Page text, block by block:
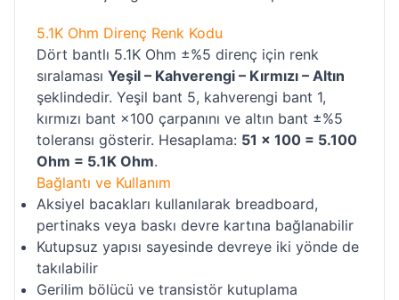
5.1K Ohm Direnç Renk Kodu
Dört bantlı 5.1K Ohm ±%5 direnç için renk
sıralaması Yeşil – Kahverengi – Kırmızı – Altın
şeklindedir. Yeşil bant 5, kahverengi bant 1,
kırmızı bant ×100 çarpanını ve altın bant ±%5
toleransı gösterir. Hesaplama: 51 × 100 = 5.100
Ohm = 5.1K Ohm.
Bağlantı ve Kullanım
Aksiyel bacakları kullanılarak breadboard,
pertinaks veya baskı devre kartına bağlanabilir
Kutupsuz yapısı sayesinde devreye iki yönde de
takılabilir
Gerilim bölücü ve transistör kutuplama